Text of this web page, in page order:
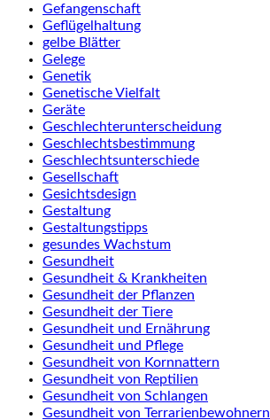
Gefangenschaft
Geflügelhaltung
gelbe Blätter
Gelege
Genetik
Genetische Vielfalt
Geräte
Geschlechterunterscheidung
Geschlechtsbestimmung
Geschlechtsunterschiede
Gesellschaft
Gesichtsdesign
Gestaltung
Gestaltungstipps
gesundes Wachstum
Gesundheit
Gesundheit & Krankheiten
Gesundheit der Pflanzen
Gesundheit der Tiere
Gesundheit und Ernährung
Gesundheit und Pflege
Gesundheit von Kornnattern
Gesundheit von Reptilien
Gesundheit von Schlangen
Gesundheit von Terrarienbewohnern